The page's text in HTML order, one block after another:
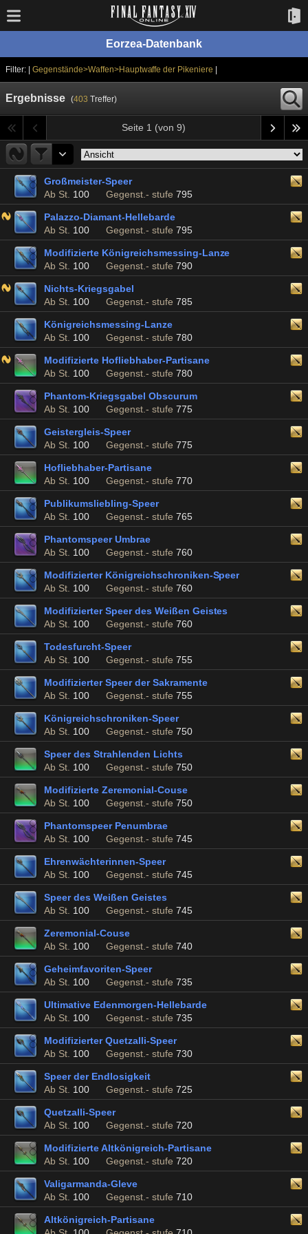
Eorzea-Datenbank
Filter: | Gegenstände>Waffen>Hauptwaffe der Pikeniere
Ergebnisse (403 Treffer)
Seite 1 (von 9)
Großmeister-Speer
Ab St. 100 Gegenst.- stufe 795
Palazzo-Diamant-Hellebarde
Ab St. 100 Gegenst.- stufe 795
Modifizierte Königreichsmessing-Lanze
Ab St. 100 Gegenst.- stufe 790
Nichts-Kriegsgabel
Ab St. 100 Gegenst.- stufe 785
Königreichsmessing-Lanze
Ab St. 100 Gegenst.- stufe 780
Modifizierte Hofliebhaber-Partisane
Ab St. 100 Gegenst.- stufe 780
Phantom-Kriegsgabel Obscurum
Ab St. 100 Gegenst.- stufe 775
Geistergleis-Speer
Ab St. 100 Gegenst.- stufe 775
Hofliebhaber-Partisane
Ab St. 100 Gegenst.- stufe 770
Publikumsliebling-Speer
Ab St. 100 Gegenst.- stufe 765
Phantomspeer Umbrae
Ab St. 100 Gegenst.- stufe 760
Modifizierter Königreichschroniken-Speer
Ab St. 100 Gegenst.- stufe 760
Modifizierter Speer des Weißen Geistes
Ab St. 100 Gegenst.- stufe 760
Todesfurcht-Speer
Ab St. 100 Gegenst.- stufe 755
Modifizierter Speer der Sakramente
Ab St. 100 Gegenst.- stufe 755
Königreichschroniken-Speer
Ab St. 100 Gegenst.- stufe 750
Speer des Strahlenden Lichts
Ab St. 100 Gegenst.- stufe 750
Modifizierte Zeremonial-Couse
Ab St. 100 Gegenst.- stufe 750
Phantomspeer Penumbrae
Ab St. 100 Gegenst.- stufe 745
Ehrenwächterinnen-Speer
Ab St. 100 Gegenst.- stufe 745
Speer des Weißen Geistes
Ab St. 100 Gegenst.- stufe 745
Zeremonial-Couse
Ab St. 100 Gegenst.- stufe 740
Geheimfavoriten-Speer
Ab St. 100 Gegenst.- stufe 735
Ultimative Edenmorgen-Hellebarde
Ab St. 100 Gegenst.- stufe 735
Modifizierter Quetzalli-Speer
Ab St. 100 Gegenst.- stufe 730
Speer der Endlosigkeit
Ab St. 100 Gegenst.- stufe 725
Quetzalli-Speer
Ab St. 100 Gegenst.- stufe 720
Modifizierte Altkönigreich-Partisane
Ab St. 100 Gegenst.- stufe 720
Valigarmanda-Gleve
Ab St. 100 Gegenst.- stufe 710
Altkönigreich-Partisane